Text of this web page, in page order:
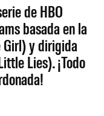
de HBO
basada en la
Girl) y dirigida
Lies). ¡Todo